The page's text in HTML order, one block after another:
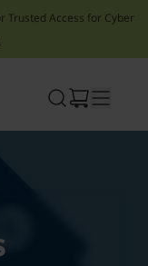
Trusted Access for Cyber